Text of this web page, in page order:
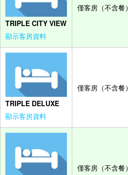
TRIPLE CITY VIEW
顯示客房資料
僅客房（不含餐）
TRIPLE DELUXE
顯示客房資料
僅客房（不含餐）
僅客房（不含餐）